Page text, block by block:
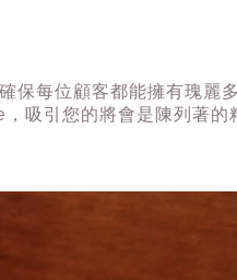
保每位顧客都能擁有瑰麗
吸引您的將會是陳列著的